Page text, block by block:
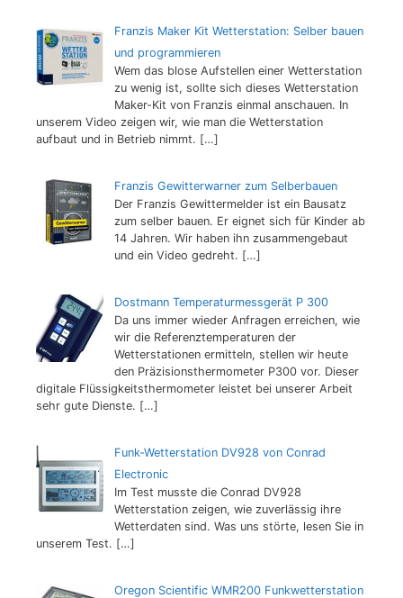
Franzis Maker Kit Wetterstation: Selber bauen
und programmieren
Wem das blose Aufstellen einer Wetterstation
zu wenig ist, sollte sich dieses Wetterstation
Maker-Kit von Franzis einmal anschauen. In
unserem Video zeigen wir, wie man die Wetterstation
aufbaut und in Betrieb nimmt. […]
Franzis Gewitterwarner zum Selberbauen
Der Franzis Gewittermelder ist ein Bausatz
zum selber bauen. Er eignet sich für Kinder ab
14 Jahren. Wir haben ihn zusammengebaut
und ein Video gedreht. […]
Dostmann Temperaturmessgerät P 300
Da uns immer wieder Anfragen erreichen, wie
wir die Referenztemperaturen der
Wetterstationen ermitteln, stellen wir heute
den Präzisionsthermometer P300 vor. Dieser
digitale Flüssigkeitsthermometer leistet bei unserer Arbeit
sehr gute Dienste. […]
Funk-Wetterstation DV928 von Conrad
Electronic
Im Test musste die Conrad DV928
Wetterstation zeigen, wie zuverlässig ihre
Wetterdaten sind. Was uns störte, lesen Sie in
unserem Test. […]
Oregon Scientific WMR200 Funkwetterstation